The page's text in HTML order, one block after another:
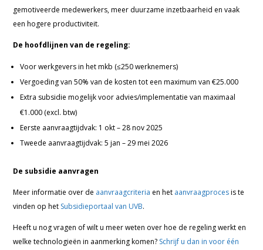
gemotiveerde medewerkers, meer duurzame inzetbaarheid en vaak
een hogere productiviteit.
De hoofdlijnen van de regeling:
Voor werkgevers in het mkb (≤250 werknemers)
Vergoeding van 50% van de kosten tot een maximum van €25.000
Extra subsidie mogelijk voor advies/implementatie van maximaal
€1.000 (excl. btw)
Eerste aanvraagtijdvak: 1 okt – 28 nov 2025
Tweede aanvraagtijdvak: 5 jan – 29 mei 2026
De subsidie aanvragen
Meer informatie over de aanvraagcriteria en het aanvraagprocesis te
vinden op het Subsidieportaal van UVB.
Heeft u nog vragen of wilt u meer weten over hoe de regeling werkt en
welke technologieën in aanmerking komen? Schrijf u dan in voor één